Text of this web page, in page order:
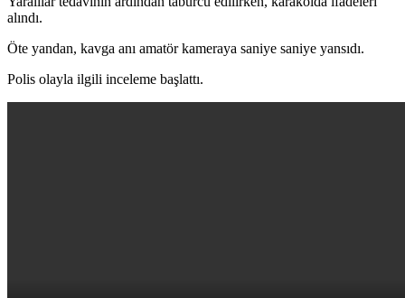
alındı.
Öte yandan, kavga anı amatör kameraya saniye saniye yansıdı.
Polis olayla ilgili inceleme başlattı.